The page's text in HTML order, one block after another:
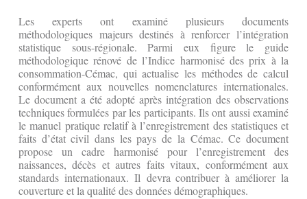
Les experts ont examiné plusieurs documents
méthodologiques majeurs destinés à renforcer l’intégration
statistique sous-régionale. Parmi eux figure le guide
méthodologique rénové de l’Indice harmonisé des prix à la
consommation-Cémac, qui actualise les méthodes de calcul
conformément aux nouvelles nomenclatures internationales.
Le document a été adopté après intégration des observations
techniques formulées par les participants. Ils ont aussi examiné
le manuel pratique relatif à l’enregistrement des statistiques et
faits d’état civil dans les pays de la Cémac. Ce document
propose un cadre harmonisé pour l’enregistrement des
naissances, décès et autres faits vitaux, conformément aux
standards internationaux. Il devra contribuer à améliorer la
couverture et la qualité des données démographiques.